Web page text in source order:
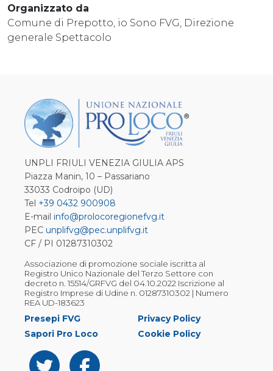
Organizzato da
Comune di Prepotto, io Sono FVG, Direzione
generale Spettacolo
UNPLI FRIULI VENEZIA GIULIA APS
Piazza Manin, 10 – Passariano
33033 Codroipo (UD)
Tel +39 0432 900908
E-mail info@prolocoregionefvg.it
PEC unplifvg@pec.unplifvg.it
CF / PI 01287310302
Associazione di promozione sociale iscritta al
Registro Unico Nazionale del Terzo Settore con
decreto n. 15514/GRFVG del 04.10.2022 Iscrizione al
Registro Imprese di Udine n. 01287310302 | Numero
REA UD-183623
Presepi FVG
Sapori Pro Loco
Privacy Policy
Cookie Policy